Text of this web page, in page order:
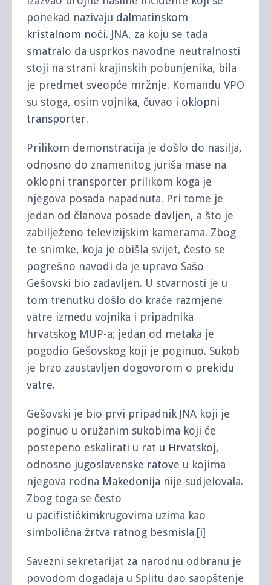
ponekad nazivaju dalmatinskom
kristalnom noći. JNA, za koju se tada
smatralo da usprkos navodne neutralnosti
stoji na strani krajinskih pobunjenika, bila
je predmet sveopće mržnje. Komandu VPO
su stoga, osim vojnika, čuvao i oklopni
transporter.
Prilikom demonstracija je došlo do nasilja,
odnosno do znamenitog juriša mase na
oklopni transporter prilikom koga je
njegova posada napadnuta. Pri tome je
jedan od članova posade davljen, a što je
zabilježeno televizijskim kamerama. Zbog
te snimke, koja je obišla svijet, često se
pogrešno navodi da je upravo Sašo
Gešovski bio zadavljen. U stvarnosti je u
tom trenutku došlo do kraće razmjene
vatre između vojnika i pripadnika
hrvatskog MUP-a; jedan od metaka je
pogodio Gešovskog koji je poginuo. Sukob
je brzo zaustavljen dogovorom o prekidu
vatre.
Gešovski je bio prvi pripadnik JNA koji je
poginuo u oružanim sukobima koji će
postepeno eskalirati u rat u Hrvatskoj,
odnosno jugoslavenske ratove u kojima
njegova rodna Makedonija nije sudjelovala.
Zbog toga se često
u pacifističkimkrugovima uzima kao
simbolična žrtva ratnog besmisla.[i]
Savezni sekretarijat za narodnu odbranu je
povodom događaja u Splitu dao saopštenje